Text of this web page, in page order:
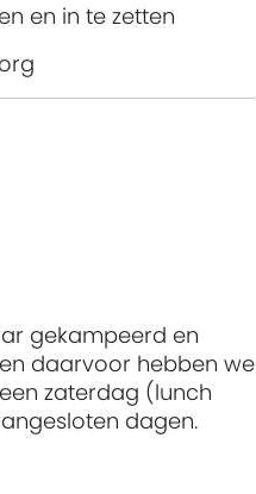
en in te zetten
gekampeerd en
daarvoor hebben we
zaterdag (lunch
dagen.